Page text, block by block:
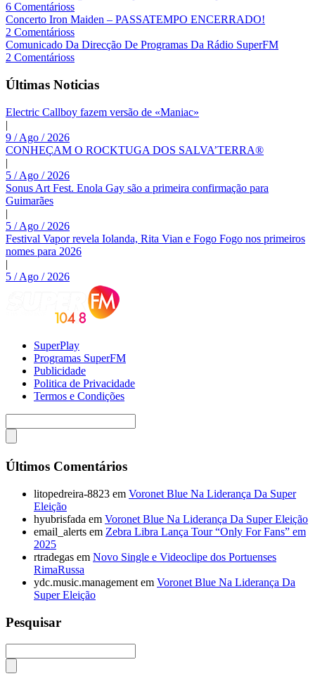
6 Comentárioss
Concerto Iron Maiden – PASSATEMPO ENCERRADO!
2 Comentárioss
Comunicado Da Direcção De Programas Da Rádio SuperFM
2 Comentárioss
Últimas Noticias
Electric Callboy fazem versão de «Maniac»
|
9 / Ago / 2026
CONHEÇAM O ROCKTUGA DOS SALVA’TERRA®
|
5 / Ago / 2026
Sonus Art Fest. Enola Gay são a primeira confirmação para
Guimarães
|
5 / Ago / 2026
Festival Vapor revela Iolanda, Rita Vian e Fogo Fogo nos primeiros
nomes para 2026
|
5 / Ago / 2026
SuperPlay
Programas SuperFM
Publicidade
Politica de Privacidade
Termos e Condições
Últimos Comentários
litopedreira-8823 em Voronet Blue Na Liderança Da Super
Eleição
hyubrisfada em Voronet Blue Na Liderança Da Super Eleição
email_alerts em Zebra Libra Lança Tour “Only For Fans” em
2025
rtradegas em Novo Single e Videoclipe dos Portuenses
RimaRussa
ydc.music.management em Voronet Blue Na Liderança Da
Super Eleição
Pesquisar